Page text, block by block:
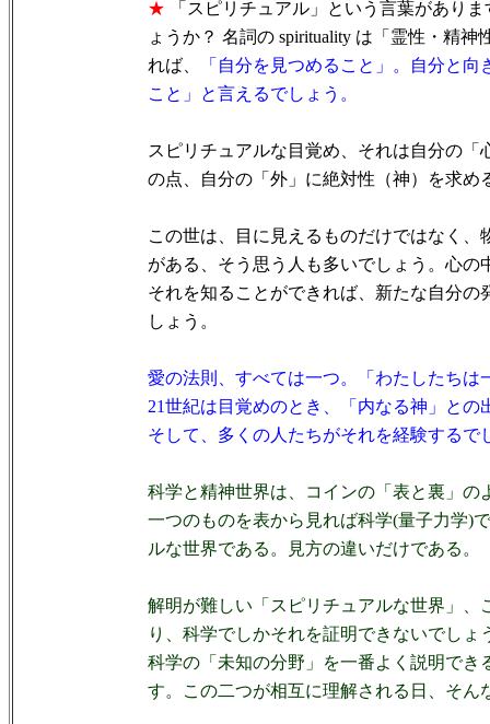
★
「スピリチュアル」という言葉があり
ょうか？ 名詞の spirituality は「霊性・精
れば、
「自分を見つめること」。自分と
こと」と言えるでしょう。
スピリチュアルな目覚め、それは自分の
の点、自分の「外」に絶対性（神）を求め
この世は、目に見えるものだけではなく
がある、そう思う人も多いでしょう。心の
それを知ることができれば、新たな自分の
しょう。
愛の法則、すべては一つ。「わたしたちは
21世紀は目覚めのとき、「内なる神」との
そして、多くの人たちがそれを経験するで
科学と精神世界は、コインの「表と裏」の
一つのものを表から見れば科学(量子力学)
ルな世界である。見方の違いだけである。
解明が難しい「スピリチュアルな世界」、
り、科学でしかそれを証明できないでし
科学の「未知の分野」を一番よく説明でき
す。この二つが相互に理解される日、そん